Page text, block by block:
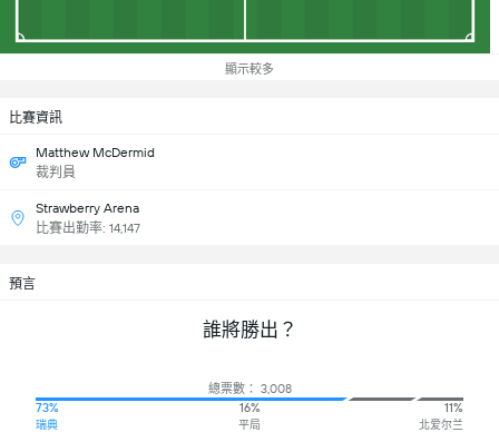
顯示較多
比賽資訊
Matthew McDermid
裁判員
Strawberry Arena
比賽出勤率: 14,147
預言
誰將勝出？
總票數： 3,008
73%
瑞典
16%
平局
11%
北爱尔兰